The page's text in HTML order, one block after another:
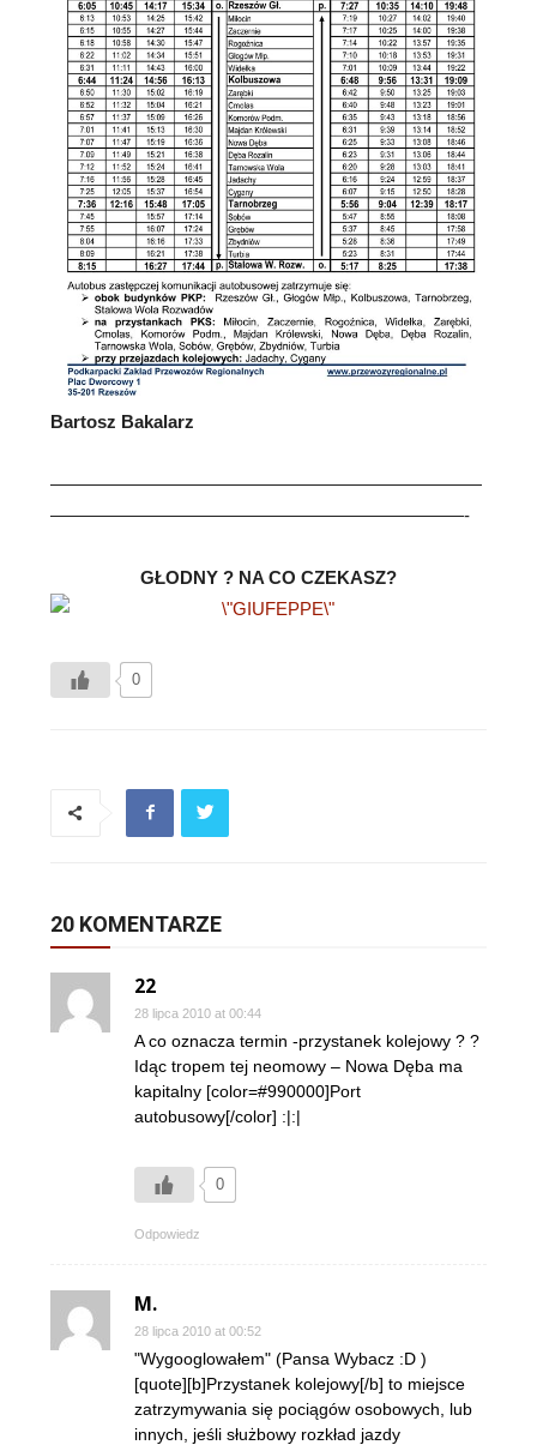
Bartosz Bakalarz
————————————————————————
———————————————————————-
GŁODNY ? NA CO CZEKASZ?
0
20 KOMENTARZE
22
28 lipca 2010 at 00:44
A co oznacza termin -przystanek kolejowy ? ?
Idąc tropem tej neomowy – Nowa Dęba ma
kapitalny [color=#990000]Port
autobusowy[/color] :|:|
0
Odpowiedz
M.
28 lipca 2010 at 00:52
"Wygooglowałem" (Pansa Wybacz :D )
[quote][b]Przystanek kolejowy[/b] to miejsce
zatrzymywania się pociągów osobowych, lub
innych, jeśli służbowy rozkład jazdy